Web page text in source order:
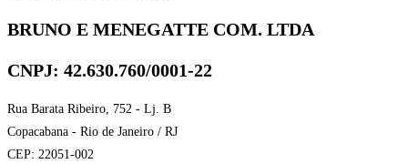
BRUNO E MENEGATTE COM. LTDA
CNPJ: 42.630.760/0001-22
Rua Barata Ribeiro, 752 - Lj. B
Copacabana - Rio de Janeiro / RJ
CEP: 22051-002